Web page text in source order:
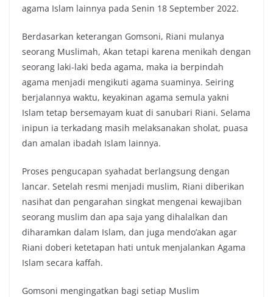
agama Islam lainnya pada Senin 18 September 2022.
Berdasarkan keterangan Gomsoni, Riani mulanya
seorang Muslimah, Akan tetapi karena menikah dengan
seorang laki-laki beda agama, maka ia berpindah
agama menjadi mengikuti agama suaminya. Seiring
berjalannya waktu, keyakinan agama semula yakni
Islam tetap bersemayam kuat di sanubari Riani. Selama
inipun ia terkadang masih melaksanakan sholat, puasa
dan amalan ibadah Islam lainnya.
Proses pengucapan syahadat berlangsung dengan
lancar. Setelah resmi menjadi muslim, Riani diberikan
nasihat dan pengarahan singkat mengenai kewajiban
seorang muslim dan apa saja yang dihalalkan dan
diharamkan dalam Islam, dan juga mendo’akan agar
Riani doberi ketetapan hati untuk menjalankan Agama
Islam secara kaffah.
Gomsoni mengingatkan bagi setiap Muslim